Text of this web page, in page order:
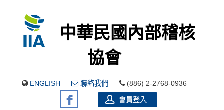
中華民國內部稽核
協會
ENGLISH 聯絡我們 (886) 2-2768-0936
會員登入